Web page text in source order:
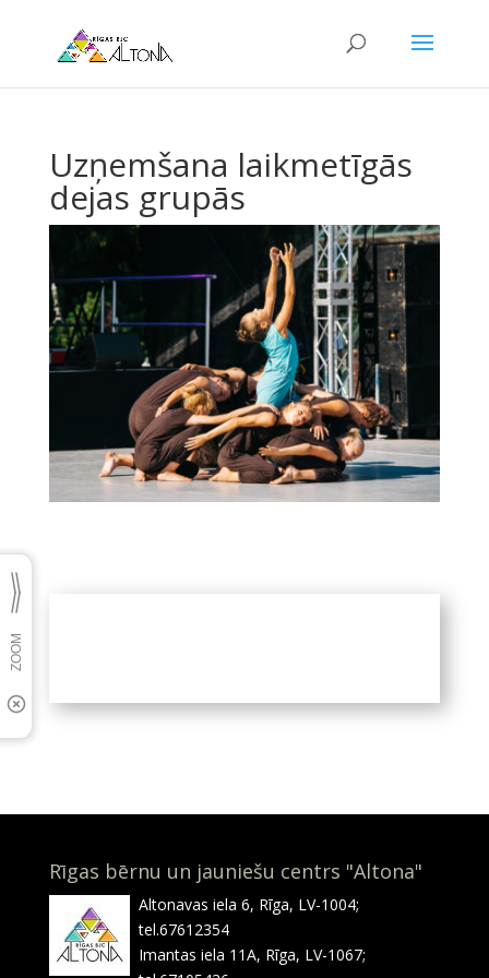
Uzņemšana laikmetīgās
dejas grupās
Rīgas bērnu un jauniešu centrs "Altona"
Altonavas iela 6, Rīga, LV-1004;
tel.67612354
Imantas iela 11A, Rīga, LV-1067;